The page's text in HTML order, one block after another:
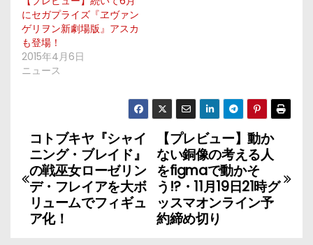
にセガプライズ『ヱヴァン
ゲリヲン新劇場版』アスカ
も登場！
2015年4月6日
ニュース
投
稿
ナ
ビ
【プレビュー】動か
ない銅像の考える人
をfigmaで動かそ
う!?・11月19日21時グ
ッスマオンライン予
約締め切り
コトブキヤ『シャイ
ニング・ブレイド』
の戦巫女ローゼリン
デ・フレイアを大ボ
リュームでフィギュ
ア化！